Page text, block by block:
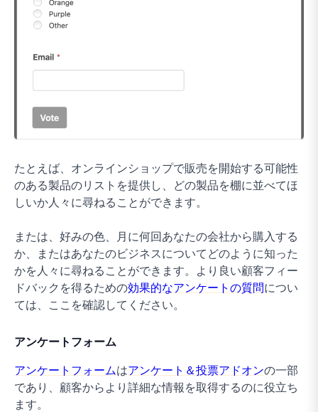
たとえば、オンラインショップで販売を開始する可能性
のある製品のリストを提供し、どの製品を棚に並べてほ
しいか人々に尋ねることができます。
または、好みの色、月に何回あなたの会社から購入する
か、またはあなたのビジネスについてどのように知った
かを人々に尋ねることができます。より良い顧客フィー
ドバックを得るための効果的なアンケートの質問につい
ては、ここを確認してください。
アンケートフォーム
アンケートフォームはアンケート＆投票アドオンの一部
であり、顧客からより詳細な情報を取得するのに役立ち
ます。